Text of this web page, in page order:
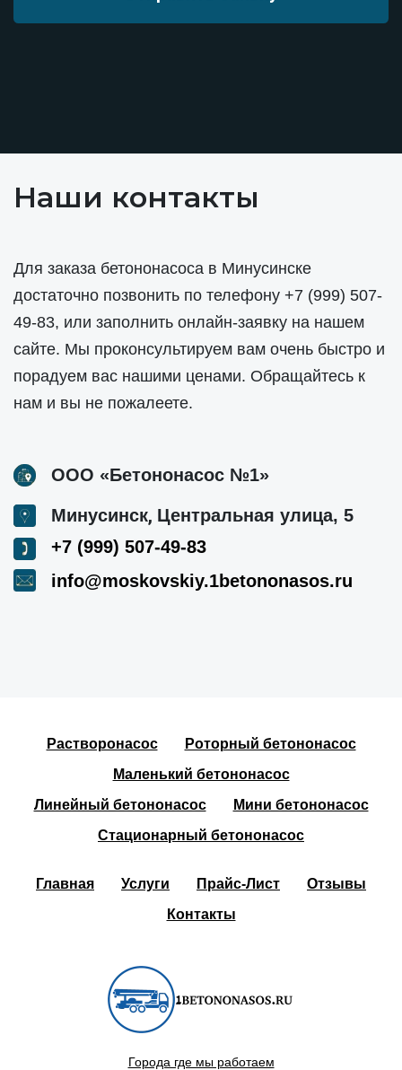
Наши контакты
Для заказа бетононасоса в Минусинске
достаточно позвонить по телефону +7 (999) 507-
49-83, или заполнить онлайн-заявку на нашем
сайте. Мы проконсультируем вам очень быстро и
порадуем вас нашими ценами. Обращайтесь к
нам и вы не пожалеете.
ООО «Бетононасос №1»
Минусинск, Центральная улица, 5
+7 (999) 507-49-83
info@moskovskiy.1betononasos.ru
Растворонасос
Роторный бетононасос
Маленький бетононасос
Линейный бетононасос
Мини бетононасос
Стационарный бетононасос
Главная Услуги Прайс-Лист
Отзывы
Контакты
Города где мы работаем